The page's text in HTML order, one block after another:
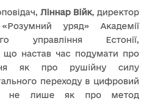
Ліннар Війк, директор
уряд» Академії
управління Естонії,
що настав час подумати про
як про рушійну силу
переходу в цифровий
не лише як про метод